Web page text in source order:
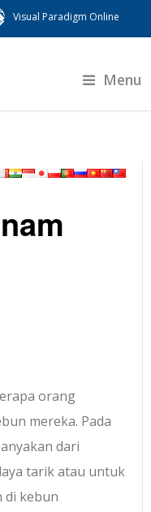
Visual Paradigm Online
Menu
orang
mereka. Pada
dari
tarik atau untuk
di kebun